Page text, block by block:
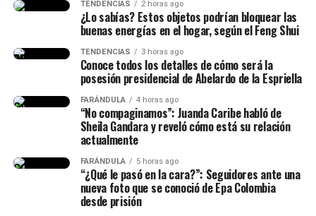
cuánto conocí al papá de mi
hija, lo conocí hace siete años
(…) Duramos un tiempo
separados y cantidad de cosas
(…) No diré nada hasta que él
quiera hablar del tema”,
señaló.
Finalmente, la chica dejó en evidencia que durante ese
TENDENCIAS 2 horas ago
¿Lo sabías? Estos objetos podrían bloquear las
buenas energías en el hogar, según el Feng Shui
TENDENCIAS 3 horas ago
Conoce todos los detalles de cómo será la
posesión presidencial de Abelardo de la Espriella
FARÁNDULA 4 horas ago
“No compaginamos”: Juanda Caribe habló de
Sheila Gandara y reveló cómo está su relación
actualmente
FARÁNDULA 5 horas ago
“¿Qué le pasó en la cara?”: Seguidores ante una
nueva foto que se conoció de Epa Colombia
desde prisión